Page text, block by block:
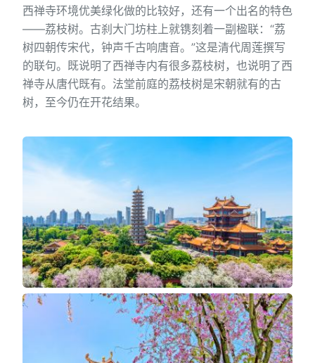
西禅寺环境优美绿化做的比较好，还有一个出名的特色
——荔枝树。古刹大门坊柱上就镌刻着一副楹联：“荔
树四朝传宋代，钟声千古响唐音。”这是清代周莲撰写
的联句。既说明了西禅寺内有很多荔枝树，也说明了西
禅寺从唐代既有。法堂前庭的荔枝树是宋朝就有的古
树，至今仍在开花结果。